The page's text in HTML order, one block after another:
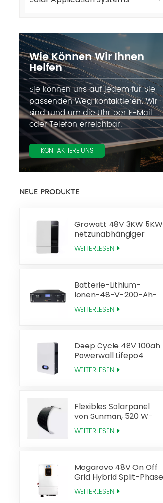
Wie Können Wir Ihnen
Helfen
Sie können uns auf jedem für Sie
passenden Weg kontaktieren. Wir
sind rund um die Uhr per E-Mail
oder Telefon erreichbar.
KONTAKTIERE UNS
NEUE PRODUKTE
Growatt 48V 3KW 5KW
netzunabhängiger
Solarwechselrichter
WEITERLESEN
Batterie-Lithium-
Ionen-48-V-200-Ah-
Lifepo4-Batterie-Rack
WEITERLESEN
Deep Cycle 48V 100ah
Powerwall Lifepo4
Solarbatterie
WEITERLESEN
Flexibles Solarpanel
von Sunman, 520 W-
Technologie, hohe
Effizienz
WEITERLESEN
Megarevo 48V On Off
Grid Hybrid Split-Phase
Solar-Wechselrichter
US-Version
WEITERLESEN